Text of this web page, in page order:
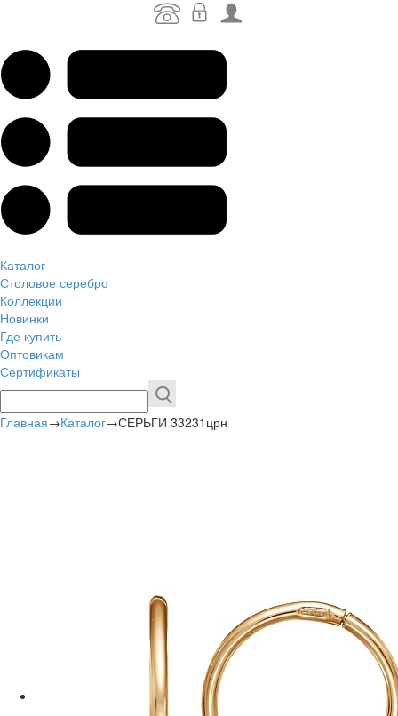
Каталог
Столовое серебро
Коллекции
Новинки
Где купить
Оптовикам
Сертификаты
Главная→Каталог→СЕРЬГИ 33231црн